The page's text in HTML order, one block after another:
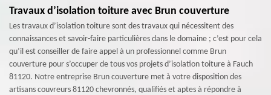
Travaux d’isolation toiture avec Brun couverture
Les travaux d’isolation toiture sont des travaux qui nécessitent des
connaissances et savoir-faire particulières dans le domaine ; c’est pour cela
qu’il est conseiller de faire appel à un professionnel comme Brun
couverture pour s’occuper de tous vos projets d’isolation toiture à Fauch
81120. Notre entreprise Brun couverture met à votre disposition des
artisans couvreurs 81120 chevronnés, qualifiés et aptes à répondre à